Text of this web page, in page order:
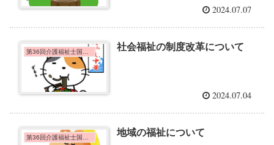
2024.07.07
社会福祉の制度改革について
2024.07.04
地域の福祉について